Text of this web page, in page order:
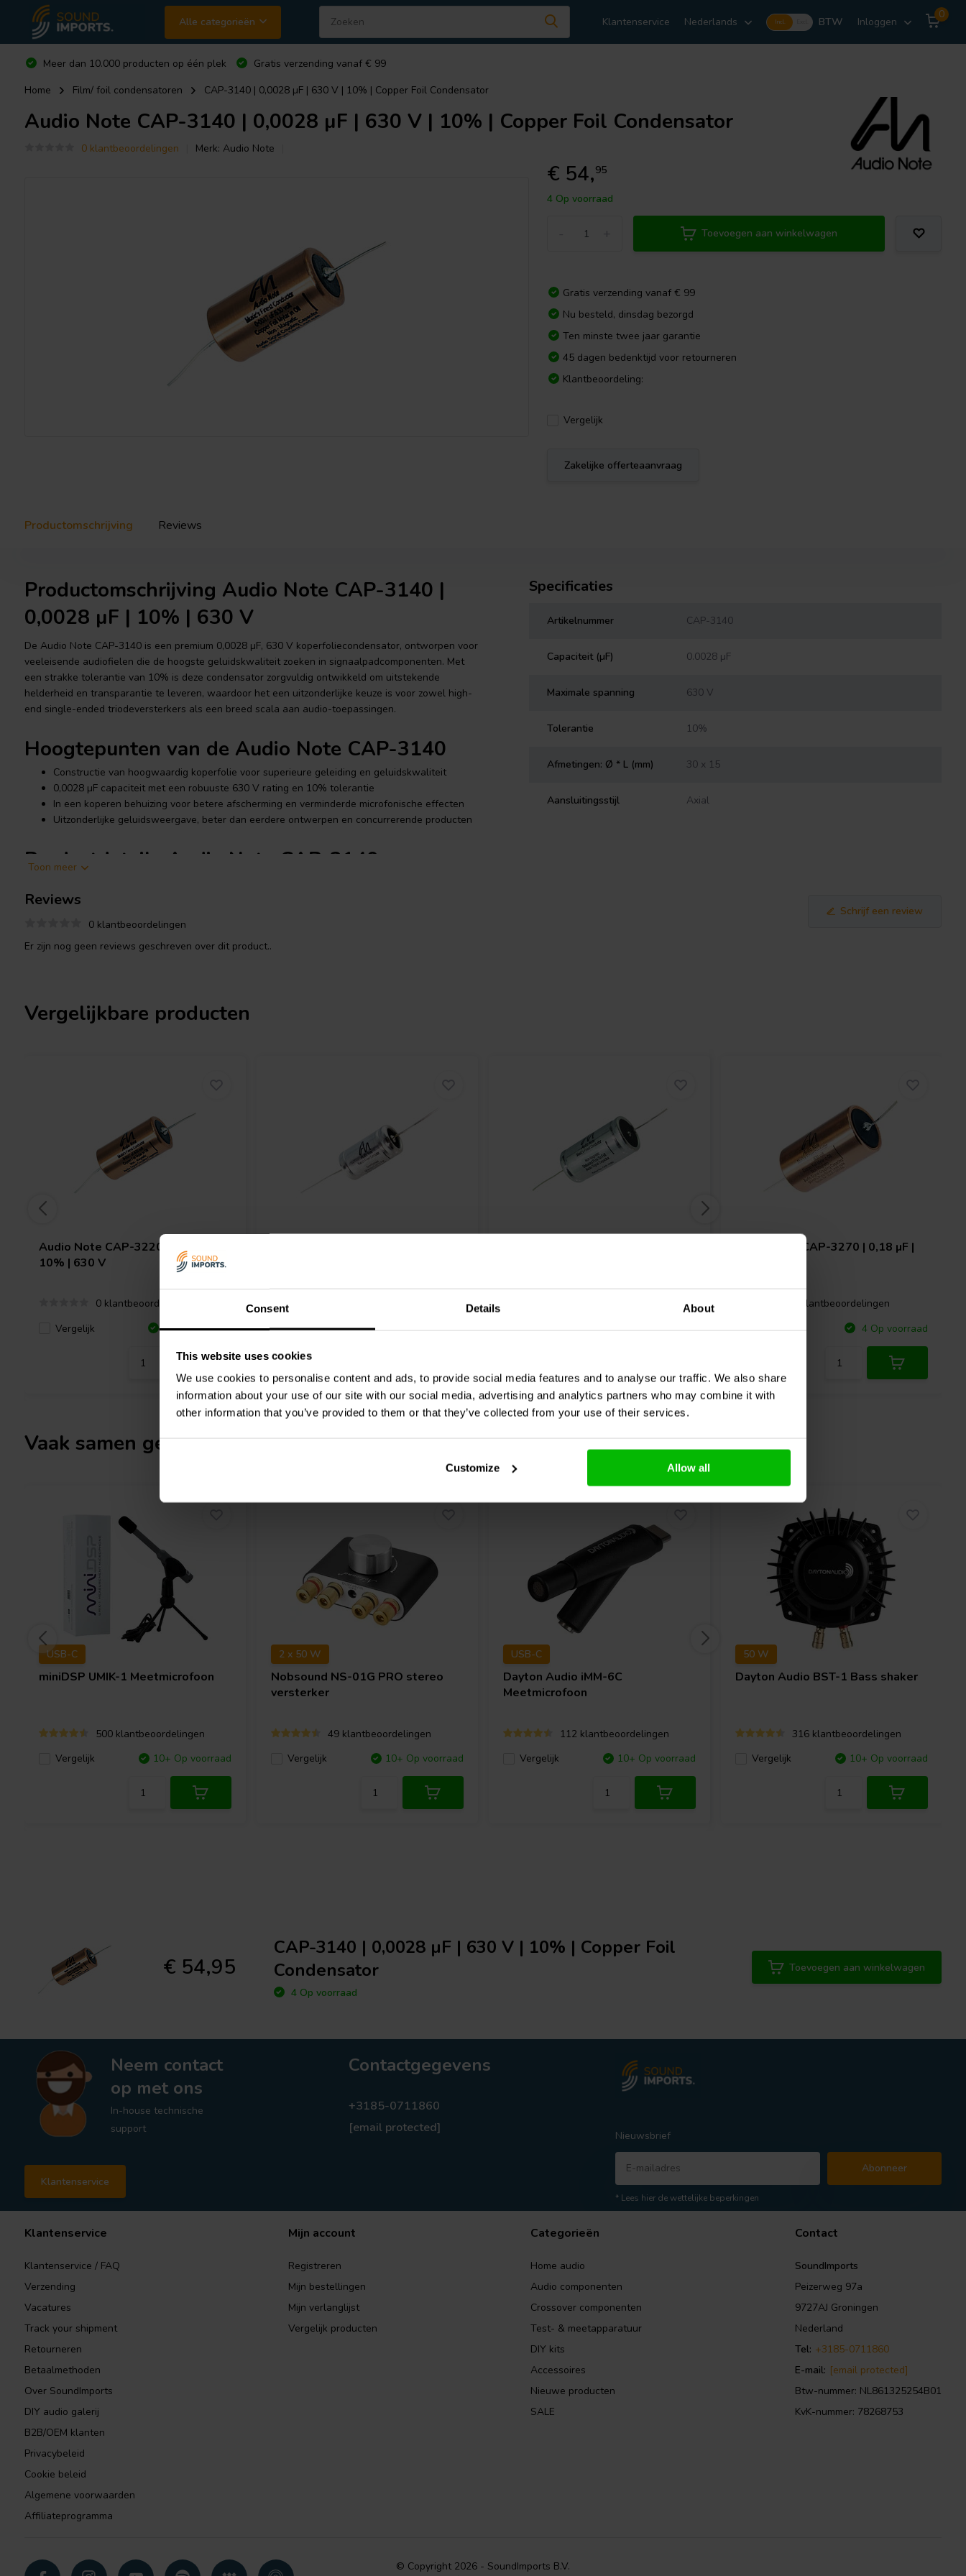
Consent Details About
This website uses cookies
We use cookies to personalise content and ads, to provide social media features and to analyse our traffic. We also share
information about your use of our site with our social media, advertising and analytics partners who may combine it with
other information that you’ve provided to them or that they’ve collected from your use of their services.
Customize Allow all
Alle categorieën Klantenservice Nederlands Incl. BTW Inloggen
0
Meer dan 10.000 producten op één plek
Gratis verzending vanaf € 99
Home
Film/ foil condensatoren CAP-3140 | 0,0028 µF | 630 V | 10% | Copper Foil Condensator
Audio Note CAP-3140 | 0,0028 µF | 630 V | 10% | Copper Foil Condensator
0 klantbeoordelingen Merk: Audio Note
€ 54,95
4 Op voorraad
Toevoegen aan winkelwagen
Gratis verzending vanaf € 99
Nu besteld, dinsdag bezorgd
Ten minste twee jaar garantie
45 dagen bedenktijd voor retourneren
Klantbeoordeling:
Vergelijk
Zakelijke offerteaanvraag
Productomschrijving Reviews
Productomschrijving Audio Note CAP-3140 |
0,0028 µF | 10% | 630 V
De Audio Note CAP-3140 is een premium 0,0028 µF, 630 V koperfoliecondensator, ontworpen voor
veeleisende audiofielen die de hoogste geluidskwaliteit zoeken in signaalpadcomponenten. Met
een strakke tolerantie van 10% is deze condensator zorgvuldig ontwikkeld om uitstekende
helderheid en transparantie te leveren, waardoor het een uitzonderlijke keuze is voor zowel high-
end single-ended triodeversterkers als een breed scala aan audio-toepassingen.
Hoogtepunten van de Audio Note CAP-3140
Constructie van hoogwaardig koperfolie voor superieure geleiding en geluidskwaliteit
0,0028 µF capaciteit met een robuuste 630 V rating en 10% tolerantie
In een koperen behuizing voor betere afscherming en verminderde microfonische effecten
Uitzonderlijke geluidsweergave, beter dan eerdere ontwerpen en concurrerende producten
Productdetails Audio Note CAP-3140
koperfolie als geleider, wat zorgt voor maximale signaalgetrouwheid en minimale vervorming. De
koperfoliebenadering, gecombineerd met geavanceerde productiemethoden en verbeterde
Met een stevige 630 V spanningswaarde en een nauwkeurige 0,0028 µF waarde is de CAP-3140
Een van de onderscheidende kenmerken van deze condensator is de koperen behuizing, die niet
alleen bijdraagt aan de visuele uitstraling, maar ook superieure elektromagnetische afscherming
biedt ten opzichte van traditionele aluminium-, glas- of kunststofbehuizingen. Deze unieke
constructie minimaliseert microfonische effecten en externe interferentie, waardoor de CAP-3140
een uitstekende keuze is voor hooggevoelige en ruisarme toepassingen waarbij elk detail telt.
Of u nu een doe-het-zelver bent of een professionele bouwer, de Audio Note CAP-3140
koperfoliecondensator vertegenwoordigt het toppunt van passieve componententechniek. De
transparantie, robuuste bouwkwaliteit en uitstekende prijs-kwaliteitverhouding maken hem favoriet
een nieuw niveau van helderheid en muzikaliteit in uw volgende project met deze uitzonderlijke
Toon meer
Specificaties
Artikelnummer CAP-3140
Capaciteit (µF) 0.0028 µF
Maximale spanning 630 V
Tolerantie 10%
Afmetingen: Ø * L (mm) 30 x 15
Aansluitingsstijl Axial
Reviews
0 klantbeoordelingen
Schrijf een review
Er zijn nog geen reviews geschreven over dit product..
Vergelijkbare producten
Audio Note CAP-3220 | 0,047 µF |
10% | 630 V
0 klantbeoordelingen
Vergelijk
4 Op voorraad
Vergelijk
4 Op voorraad
Vergelijk
4 Op voorraad
CAP-3270 | 0,18 µF |
0 klantbeoordelingen
Vergelijk
4 Op voorraad
Vaak samen gekocht
USB-C
miniDSP UMIK-1 Meetmicrofoon
500 klantbeoordelingen
Vergelijk
10+ Op voorraad
2 x 50 W
Nobsound NS-01G PRO stereo
versterker
49 klantbeoordelingen
Vergelijk
10+ Op voorraad
USB-C
Dayton Audio iMM-6C
Meetmicrofoon
112 klantbeoordelingen
Vergelijk
10+ Op voorraad
50 W
Dayton Audio BST-1 Bass shaker
316 klantbeoordelingen
Vergelijk
10+ Op voorraad
€ 54,95
CAP-3140 | 0,0028 µF | 630 V | 10% | Copper Foil
Condensator
4 Op voorraad
Toevoegen aan winkelwagen
Neem contact
op met ons
In-house technische
support
Klantenservice
Contactgegevens
+3185-0711860
[email protected]
Nieuwsbrief
Abonneer
* Lees hier de wettelijke beperkingen
Klantenservice
Klantenservice / FAQ
Verzending
Vacatures
Track your shipment
Retourneren
Betaalmethoden
Over SoundImports
DIY audio galerij
B2B/OEM klanten
Privacybeleid
Cookie beleid
Algemene voorwaarden
Affiliateprogramma
Mijn account
Registreren
Mijn bestellingen
Mijn verlanglijst
Vergelijk producten
Categorieën
Home audio
Audio componenten
Crossover componenten
Test- & meetapparatuur
DIY kits
Accessoires
Nieuwe producten
SALE
Contact
SoundImports
Peizerweg 97a
9727AJ Groningen
Nederland
Tel: +3185-0711860
E-mail: [email protected]
Btw-nummer: NL861325254B01
KvK-nummer: 78268753
© Copyright 2026 - SoundImports B.V.